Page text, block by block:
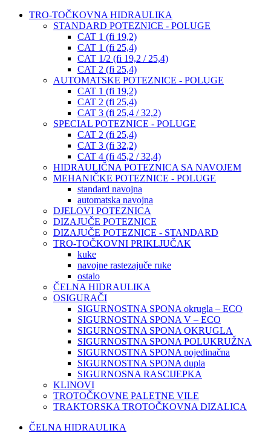
TRO-TOČKOVNA HIDRAULIKA
STANDARD POTEZNICE - POLUGE
CAT 1 (fi 19,2)
CAT 1 (fi 25,4)
CAT 1/2 (fi 19,2 / 25,4)
CAT 2 (fi 25,4)
AUTOMATSKE POTEZNICE - POLUGE
CAT 1 (fi 19,2)
CAT 2 (fi 25,4)
CAT 3 (fi 25,4 / 32,2)
SPECIAL POTEZNICE - POLUGE
CAT 2 (fi 25,4)
CAT 3 (fi 32,2)
CAT 4 (fi 45,2 / 32,4)
HIDRAULIČNA POTEZNICA SA NAVOJEM
MEHANIČKE POTEZNICE - POLUGE
standard navojna
automatska navojna
DJELOVI POTEZNICA
DIZAJUČE POTEZNICE
DIZAJUČE POTEZNICE - STANDARD
TRO-TOČKOVNI PRIKLJUČAK
kuke
navojne rastezajuče ruke
ostalo
ČELNA HIDRAULIKA
OSIGURAČI
SIGURNOSTNA SPONA okrugla – ECO
SIGURNOSTNA SPONA V – ECO
SIGURNOSTNA SPONA OKRUGLA
SIGURNOSTNA SPONA POLUKRUŽNA
SIGURNOSTNA SPONA pojedinačna
SIGURNOSTNA SPONA dupla
SIGURNOSNA RASCIJEPKA
KLINOVI
TROTOČKOVNE PALETNE VILE
TRAKTORSKA TROTOČKOVNA DIZALICA
ČELNA HIDRAULIKA